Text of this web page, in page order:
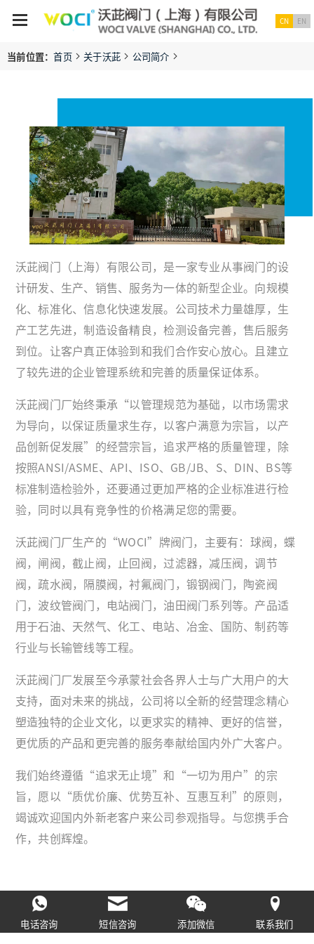
CN EN
当前位置：首页 关于沃茈 公司简介
沃茈阀门（上海）有限公司，是一家专业从事阀门的设
计研发、生产、销售、服务为一体的新型企业。向规模
化、标准化、信息化快速发展。公司技术力量雄厚，生
产工艺先进，制造设备精良，检测设备完善，售后服务
到位。让客户真正体验到和我们合作安心放心。且建立
了较先进的企业管理系统和完善的质量保证体系。
沃茈阀门厂始终秉承“以管理规范为基础，以市场需求
为导向，以保证质量求生存，以客户满意为宗旨，以产
品创新促发展”的经营宗旨，追求严格的质量管理，除
按照ANSI/ASME、API、ISO、GB/JB、S、DIN、BS等
标准制造检验外，还要通过更加严格的企业标准进行检
验，同时以具有竞争性的价格满足您的需要。
沃茈阀门厂生产的“WOCI”牌阀门，主要有：球阀，蝶
阀，闸阀，截止阀，止回阀，过滤器，减压阀，调节
阀，疏水阀，隔膜阀，衬氟阀门，锻钢阀门，陶瓷阀
门，波纹管阀门，电站阀门，油田阀门系列等。产品适
用于石油、天然气、化工、电站、冶金、国防、制药等
行业与长输管线等工程。
沃茈阀门厂发展至今承蒙社会各界人士与广大用户的大
支持，面对未来的挑战，公司将以全新的经营理念精心
塑造独特的企业文化，以更求实的精神、更好的信誉，
更优质的产品和更完善的服务奉献给国内外广大客户。
我们始终遵循“追求无止境”和“一切为用户”的宗
旨，愿以“质优价廉、优势互补、互惠互利”的原则，
竭诚欢迎国内外新老客户来公司参观指导。与您携手合
作，共创辉煌。
Copyright @ 2022 沃茈阀门（上海）有限公司沪ICP备2021030653号沪公安
备31011702008397号
电话咨询 短信咨询 添加微信 联系我们